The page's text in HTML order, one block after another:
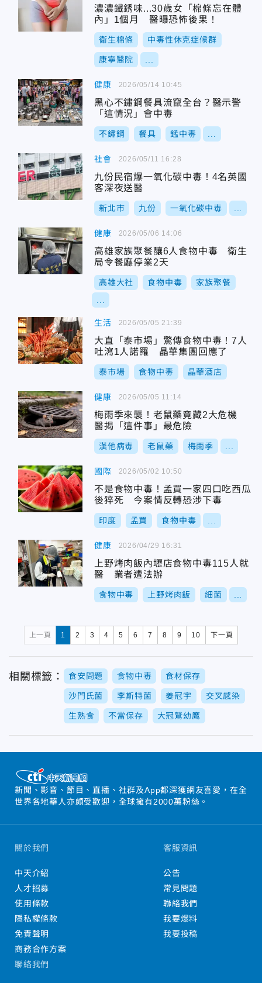
濃濃鐵銹味...30歲女「棉條忘在體
內」1個月 醫曝恐怖後果！
衛生棉條 中毒性休克症候群
康寧醫院
健康
黑心不鏽鋼餐具流竄全台？醫示警
「這情況」會中毒
不鏽鋼 餐具 錳中毒
2026/05/14 10:45
社會
九份民宿爆一氧化碳中毒！4名英國
客深夜送醫
新北市 九份 一氧化碳中毒
2026/05/11 16:28
健康
高雄家族聚餐釀6人食物中毒 衛生
局令餐廳停業2天
高雄大社 食物中毒 家族聚餐
2026/05/06 14:06
生活
大直「泰市場」驚傳食物中毒！7人
吐瀉1人諾羅 晶華集團回應了
泰市場 食物中毒 晶華酒店
2026/05/05 21:39
健康
梅雨季來襲！老鼠藥竟藏2大危機
醫揭「這件事」最危險
漢他病毒 老鼠藥 梅雨季
2026/05/05 11:14
國際
不是食物中毒！孟買一家四口吃西瓜
後猝死 今案情反轉恐涉下毒
印度 孟買 食物中毒
2026/05/02 10:50
健康
上野烤肉飯內壢店食物中毒115人就
醫 業者遭法辦
食物中毒 上野烤肉飯 細菌
2026/04/29 16:31
上一頁 1 2 3 4 5 6 7 8 9 10 下一頁
相關標籤： 食安問題 食物中毒 食材保存
沙門氏菌 李斯特菌 姜冠宇 交叉感染
生熟食 不當保存 大冠鷲幼鷹
新聞、影音、節目、直播、社群及App都深獲網友喜愛，在全
世界各地華人亦頗受歡迎，全球擁有2000萬粉絲。
關於我們
中天介紹
人才招募
使用條款
隱私權條款
免責聲明
商務合作方案
客服資訊
公告
常見問題
聯絡我們
我要爆料
我要投稿
聯絡我們